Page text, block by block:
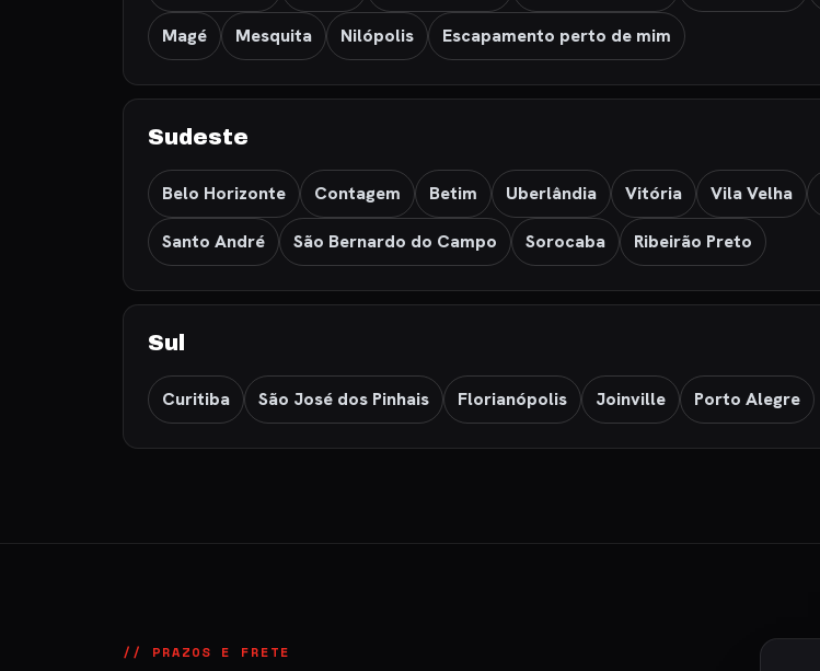
Magé Mesquita Nilópolis Escapamento perto de mim
Sudeste
Belo Horizonte Contagem Betim Uberlândia Vitória Vila Velha
Santo André São Bernardo do Campo Sorocaba Ribeirão Preto
Sul
Curitiba São José dos Pinhais Florianópolis Joinville Porto Alegre
// PRAZOS E FRETE